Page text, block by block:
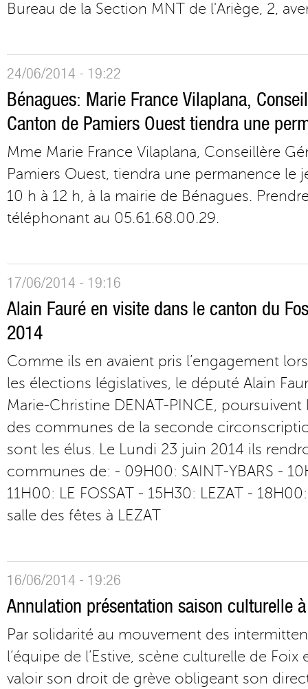
Bureau de la Section MNT de l'Ariège, 2,
24/06/2014 - 19:22
Bénagues: Marie France Vilaplana,
Canton de Pamiers Ouest tiendra une
Mme Marie France Vilaplana, Conseillère
Pamiers Ouest, tiendra une permanence le
10 h à 12 h, à la mairie de Bénagues.
téléphonant au 05.61.68.00.29.
17/06/2014 - 19:16
Alain Fauré en visite dans le canton du
2014
Comme ils en avaient pris l’engagement
les élections législatives, le député Alain
Marie-Christine DENAT-PINCE,
des communes de la seconde
sont les élus. Le Lundi 23 juin 2014 ils
communes de: - 09H00: SAINT-YBARS -
11H00: LE FOSSAT - 15H30: LEZAT -
salle des fêtes à LEZAT
16/06/2014 - 19:26
Annulation présentation saison culturelle
Par solidarité au mouvement des
l’équipe de l’Estive, scène culturelle de Foix
valoir son droit de grève obligeant son